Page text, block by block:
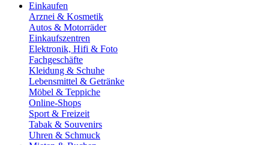
Einkaufen
Arznei & Kosmetik
Autos & Motorräder
Einkaufszentren
Elektronik, Hifi & Foto
Fachgeschäfte
Kleidung & Schuhe
Lebensmittel & Getränke
Möbel & Teppiche
Online-Shops
Sport & Freizeit
Tabak & Souvenirs
Uhren & Schmuck